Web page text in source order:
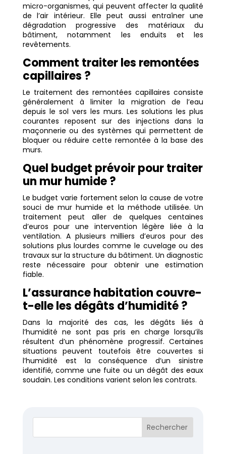
micro-organismes, qui peuvent affecter la qualité
de l’air intérieur. Elle peut aussi entraîner une
dégradation progressive des matériaux du
bâtiment, notamment les enduits et les
revêtements.
Comment traiter les remontées
capillaires ?
Le traitement des remontées capillaires consiste
généralement à limiter la migration de l’eau
depuis le sol vers les murs. Les solutions les plus
courantes reposent sur des injections dans la
maçonnerie ou des systèmes qui permettent de
bloquer ou réduire cette remontée à la base des
murs.
Quel budget prévoir pour traiter
un mur humide ?
Le budget varie fortement selon la cause de votre
souci de mur humide et la méthode utilisée. Un
traitement peut aller de quelques centaines
d’euros pour une intervention légère liée à la
ventilation. A plusieurs milliers d’euros pour des
solutions plus lourdes comme le cuvelage ou des
travaux sur la structure du bâtiment. Un diagnostic
reste nécessaire pour obtenir une estimation
fiable.
L’assurance habitation couvre-
t-elle les dégâts d’humidité ?
Dans la majorité des cas, les dégâts liés à
l’humidité ne sont pas pris en charge lorsqu’ils
résultent d’un phénomène progressif. Certaines
situations peuvent toutefois être couvertes si
l’humidité est la conséquence d’un sinistre
identifié, comme une fuite ou un dégât des eaux
soudain. Les conditions varient selon les contrats.